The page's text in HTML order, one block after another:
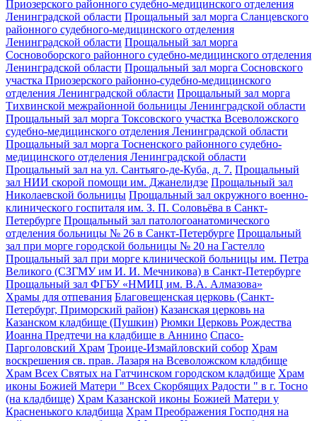
Приозерского районного судебно-медицинского отделения
Ленинградской области Прощальный зал морга Сланцевского
районного судебного-медицинского отделения
Ленинградской области Прощальный зал морга
Сосновоборского районного судебно-медицинского отделения
Ленинградской области Прощальный зал морга Сосновского
участка Приозерского районно-судебно-медицинского
отделения Ленинградской области Прощальный зал морга
Тихвинской межрайонной больницы Ленинградской области
Прощальный зал морга Токсовского участка Всеволожского
судебно-медицинского отделения Ленинградской области
Прощальный зал морга Тосненского районного судебно-
медицинского отделения Ленинградской области
Прощальный зал на ул. Сантьяго-де-Куба, д. 7. Прощальный
зал НИИ скорой помощи им. Джанелидзе Прощальный зал
Николаевской больницы Прощальный зал окружного военно-
клинического госпиталя им. З. П. Соловьёва в Санкт-
Петербурге Прощальный зал патологоанатомического
отделения больницы № 26 в Санкт-Петербурге Прощальный
зал при морге городской больницы № 20 на Гастелло
Прощальный зал при морге клинической больницы им. Петра
Великого (СЗГМУ им И. И. Мечникова) в Санкт-Петербурге
Прощальный зал ФГБУ «НМИЦ им. В.А. Алмазова»
Храмы для отпевания Благовещенская церковь (Санкт-
Петербург, Приморский район) Казанская церковь на
Казанском кладбище (Пушкин) Рюмки Церковь Рождества
Иоанна Предтечи на кладбище в Аннино Спасо-
Парголовский Храм Троице-Измайловский собор Храм
воскрешения св. прав. Лазаря на Всеволожском кладбище
Храм Всех Святых на Гатчинском городском кладбище Храм
иконы Божией Матери " Всех Скорбящих Радости " в г. Тосно
(на кладбище) Храм Казанской иконы Божией Матери у
Красненького кладбища Храм Преображения Господня на